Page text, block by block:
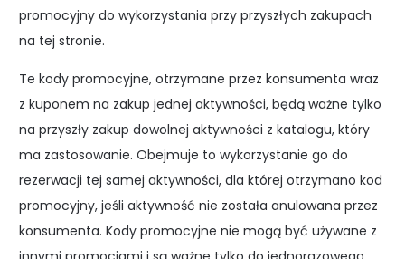
promocyjny do wykorzystania przy przyszłych zakupach
na tej stronie.
Te kody promocyjne, otrzymane przez konsumenta wraz
z kuponem na zakup jednej aktywności, będą ważne tylko
na przyszły zakup dowolnej aktywności z katalogu, który
ma zastosowanie. Obejmuje to wykorzystanie go do
rezerwacji tej samej aktywności, dla której otrzymano kod
promocyjny, jeśli aktywność nie została anulowana przez
konsumenta. Kody promocyjne nie mogą być używane z